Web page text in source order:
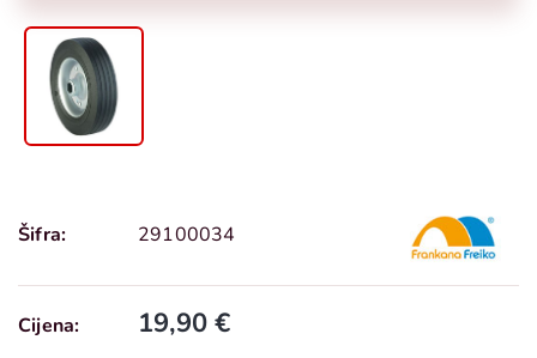
Šifra: 29100034
Cijena: 19,90 €